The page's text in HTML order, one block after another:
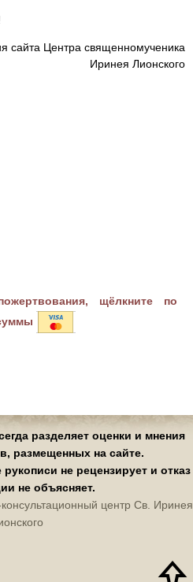
сайта Центра священномученика
Иринея Лионского
щёлкните по
разделяет оценки и мнения
размещенных на сайте.
не рецензирует и отказ
не объясняет.
центр Св. Иринея